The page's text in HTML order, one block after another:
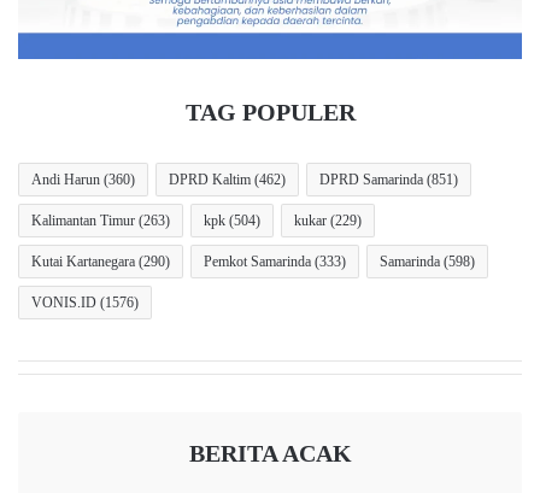
terjadi merupakan penangkapan, penjemputan, atau
pemeriksaan lanjutan dalam proses hukum.
Belum Ada Konfirmasi Resmi dari Polisi
Meski kabar tersebut ramai diberitakan melalui
keterangan kuasa hukum, hingga saat ini belum terdapat
pernyataan resmi dari Polda Metro Jaya yang
mengonfirmasi penangkapan Roy Suryo maupun dr Tifa.
hanya bagian dari proses pelimpahan perkara.
TAG POPULER
Andi Harun (360) DPRD Kaltim (462) DPRD Samarinda (851)
Kalimantan Timur (263) kpk (504) kukar (229)
Kutai Kartanegara (290) Pemkot Samarinda (333) Samarinda (598)
VONIS.ID (1576)
BERITA ACAK